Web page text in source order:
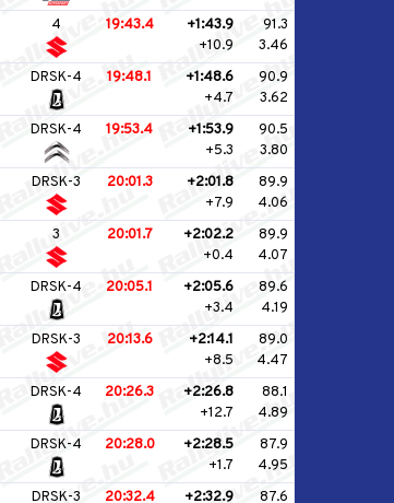
4 19:43.4
+1:43.9
+10.9
91.3
3.46
DRSK-4 19:48.1
+1:48.6
+4.7
90.9
3.62
DRSK-4 19:53.4
+1:53.9
+5.3
90.5
3.80
DRSK-3 20:01.3
+2:01.8
+7.9
89.9
4.06
3 20:01.7
+2:02.2
+0.4
89.9
4.07
DRSK-4 20:05.1
+2:05.6
+3.4
89.6
4.19
DRSK-3 20:13.6
+2:14.1
+8.5
89.0
4.47
DRSK-4 20:26.3
+2:26.8
+12.7
88.1
4.89
DRSK-4 20:28.0
+2:28.5
+1.7
87.9
4.95
DRSK-3 20:32.4
+2:32.9
87.6